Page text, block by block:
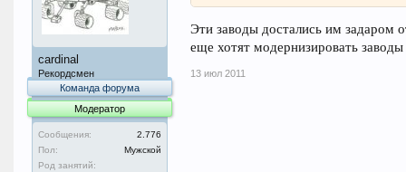
cardinal
Рекордсмен
Команда форума
Модератор
Сообщения:
2.776
Пол:
Мужской
Род занятий:
Эти заводы достались им задаром
еще хотят модернизировать
13 июл 2011